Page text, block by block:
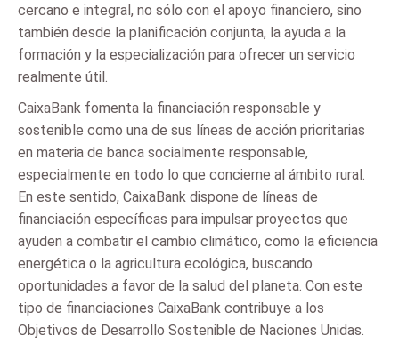
cercano e integral, no sólo con el apoyo financiero, sino
también desde la planificación conjunta, la ayuda a la
formación y la especialización para ofrecer un servicio
realmente útil.
CaixaBank fomenta la financiación responsable y
sostenible como una de sus líneas de acción prioritarias
en materia de banca socialmente responsable,
especialmente en todo lo que concierne al ámbito rural.
En este sentido, CaixaBank dispone de líneas de
financiación específicas para impulsar proyectos que
ayuden a combatir el cambio climático, como la eficiencia
energética o la agricultura ecológica, buscando
oportunidades a favor de la salud del planeta. Con este
tipo de financiaciones CaixaBank contribuye a los
Objetivos de Desarrollo Sostenible de Naciones Unidas.